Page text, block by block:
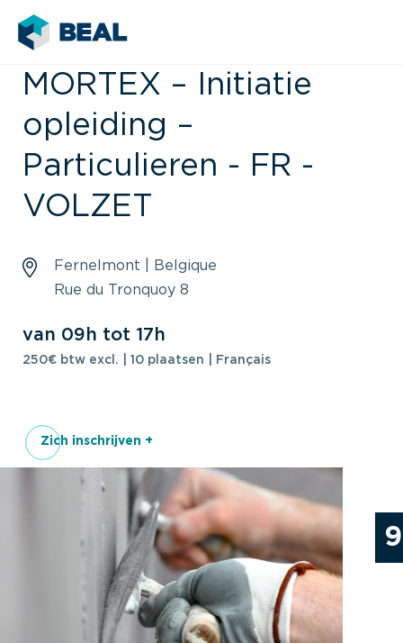
9
MORTEX – Initiatie
opleiding –
Particulieren - FR -
VOLZET
Fernelmont | Belgique
Rue du Tronquoy 8
van 09h tot 17h
250€ btw excl. | 10 plaatsen | Français
Zich inschrijven +